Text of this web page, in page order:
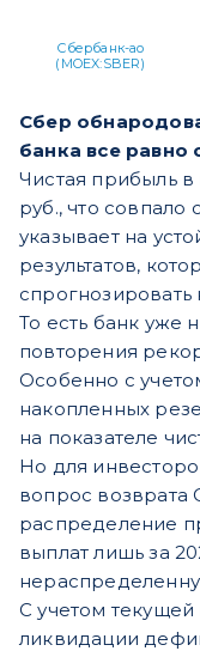
Сбербанк-ао
(MOEX:SBER)
Сбер
банка все равно
Чистая прибыль в
руб., что совпало
указывает на
результатов,
То есть банк уже
повторения
Особенно с
накопленных
на показателе
Но для
вопрос возврата
распределение
выплат лишь за
С учетом
ликвидации